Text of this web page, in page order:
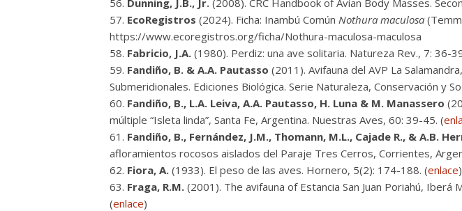
Dunning, J.B., Jr. (2008). CRC Handbook of Avian Body Masses.
EcoRegistros (2024). Ficha: Inambú Común Nothura maculosa
https://www.ecoregistros.org/ficha/Nothura-maculosa-maculosa
Fabricio, J.A. (1980). Perdiz: una ave solitaria. Natureza Rev., 7: 36-
Fandiño, B. & A.A. Pautasso (2011). Avifauna del AVP La
Submeridionales. Ediciones Biológica. Serie Naturaleza, Conservación y
Fandiño, B., L.A. Leiva, A.A. Pautasso, H. Luna & M. Manassero
múltiple “Isleta linda”, Santa Fe, Argentina. Nuestras Aves, 60: 39-45. (
Fandiño, B., Fernández, J.M., Thomann, M.L., Cajade R., & A.B.
afloramientos rocosos aislados del Paraje Tres Cerros, Corrientes,
Fiora, A. (1933). El peso de las aves. Hornero, 5(2): 174-188. (enlace)
Fraga, R.M. (2001). The avifauna of Estancia San Juan Poriahú,
(enlace)